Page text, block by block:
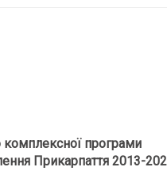
комплексної програми
Прикарпаття 2013-